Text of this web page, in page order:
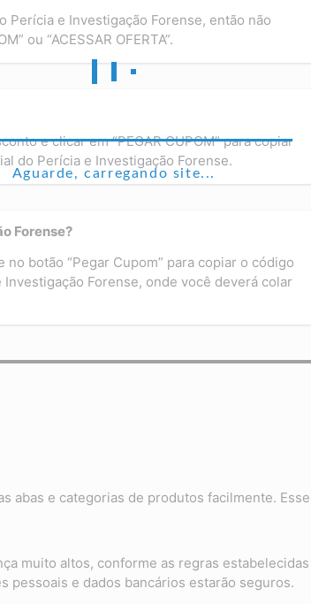
Aguarde, carregando site...
Perícia e Investigação Forense, então não
ou “ACESSAR OFERTA”.
e clicar em “PEGAR CUPOM” para copiar
do Perícia e Investigação Forense.
Forense?
botão “Pegar Cupom” para copiar o código
Forense, onde você deverá colar
abas e categorias de produtos facilmente. Esse
muito altos, conforme as regras estabelecidas
pessoais e dados bancários estarão seguros.